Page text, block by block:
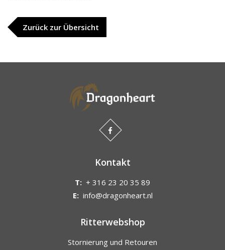
Zurück zur Übersicht
Kontakt
T: + 316 23 20 35 89
E: info@dragonheart.nl
Ritterwebshop
Stornierung und Retouren